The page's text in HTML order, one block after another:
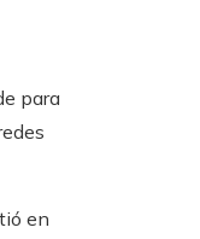
para
en